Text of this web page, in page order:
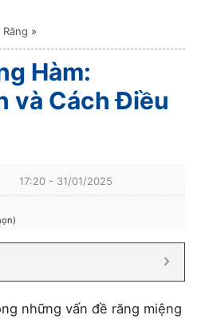
»
Hàm:
và Cách Điều
17:20 - 31/01/2025
những vấn đề răng miệng